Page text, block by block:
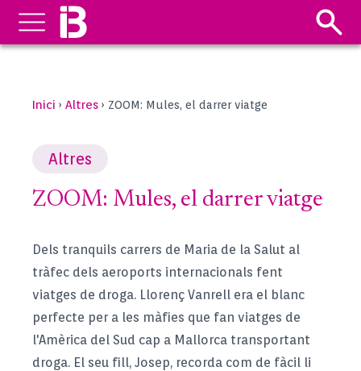
Inici › Altres › ZOOM: Mules, el darrer viatge
Altres
ZOOM: Mules, el darrer viatge
Dels tranquils carrers de Maria de la Salut al
tràfec dels aeroports internacionals fent
viatges de droga. Llorenç Vanrell era el blanc
perfecte per a les màfies que fan viatges de
l'Amèrica del Sud cap a Mallorca transportant
droga. El seu fill, Josep, recorda com de fàcil li